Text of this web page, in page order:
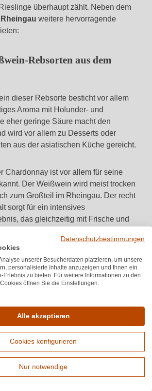
überhaupt zählt. Neben dem
Rheingau weitere hervorragende
Rebsorten aus dem
dieser Rebsorte besticht vor allem
Aroma mit Holunder- und
eher geringe Säure macht den
wird vor allem zu Desserts oder
aus der asiatischen Küche gereicht.
Chardonnay ist vor allem für seine
Der Weißwein wird meist trocken
zum Großteil im Rheingau. Der recht
sorgt für ein intensives
das gleichzeitig mit Frische und
Der Gewürztraminer gilt als einer der
Weine, wird aber
angebaut. Im Rheingau findet
Deutschland wird der Grauburgunder
ausgebaut, wobei die eher süßen
Klima auf den Südhängen des
Grauburgunder haben einen
Aromen von Honig, Mandel und
Erweiterte Suche
Datenschutzbestimmungen
unserer Besucherdaten platzieren, um unsere
personalisierte Inhalte anzuzeigen und Ihnen ein
Erlebnis zu bieten. Für weitere Informationen zu den
öffnen Sie die Einstellungen.
Alle akzeptieren
Cookies konfigurieren
Nur notwendige